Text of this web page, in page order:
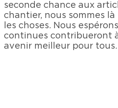
seconde chance aux
chantier, nous sommes
les choses. Nous
continues contribueront
avenir meilleur pour tous.